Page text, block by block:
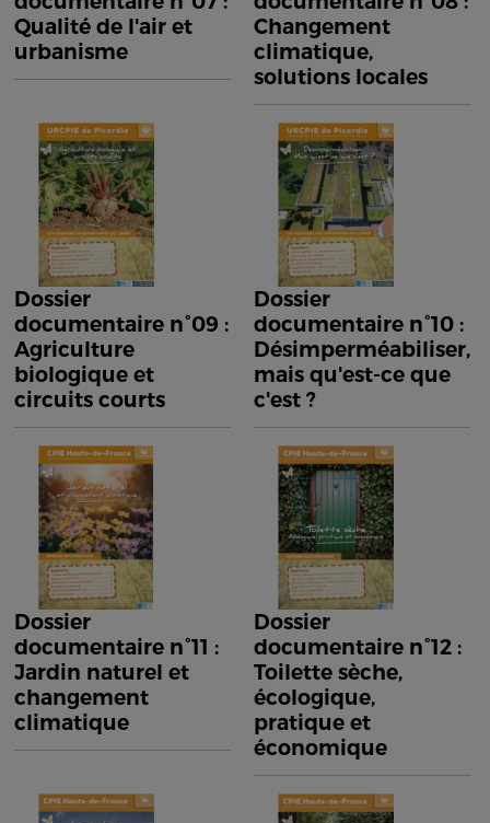
Qualité de l'air et
urbanisme
Changement
climatique,
solutions locales
Dossier
documentaire n°09 :
Agriculture
biologique et
circuits courts
Dossier
documentaire n°10 :
Désimperméabiliser,
mais qu'est-ce que
c'est ?
Dossier
documentaire n°11 :
Jardin naturel et
changement
climatique
Dossier
documentaire n°12 :
Toilette sèche,
écologique,
pratique et
économique